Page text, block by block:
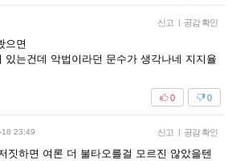
신고 | 공감 확인
으면
있는건데 악법이라던 문수가 생각나네 지지율
0
0
18 23:49 신고 | 공감 확인
짓하면 여론 더 불타오를걸 모르진 않았을텐